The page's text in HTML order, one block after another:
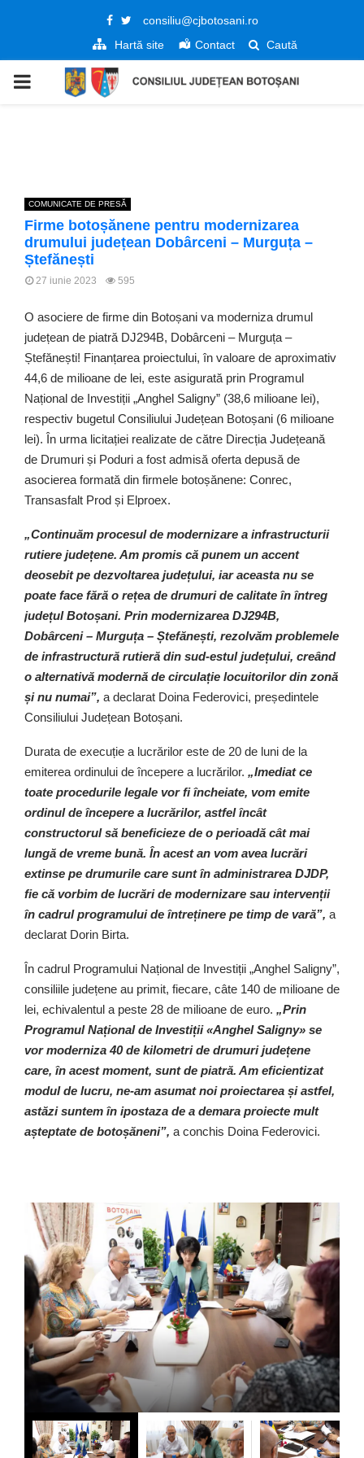
Facebook
Twitter
consiliu@cjbotosani.ro
Hartă site
Contact Caută
PRIMARY
COMUNICATE DE PRESĂ
Firme botoșănene pentru modernizarea
drumului județean Dobârceni – Murguța –
Ștefănești
27 iunie 2023 595
O asociere de firme din Botoșani va moderniza drumul
județean de piatră DJ294B, Dobârceni – Murguța –
Ștefănești! Finanțarea proiectului, în valoare de aproximativ
44,6 de milioane de lei, este asigurată prin Programul
Național de Investiții „Anghel Saligny” (38,6 milioane lei),
respectiv bugetul Consiliului Județean Botoșani (6 milioane
lei). În urma licitației realizate de către Direcția Județeană
de Drumuri și Poduri a fost admisă oferta depusă de
asocierea formată din firmele botoșănene: Conrec,
Transasfalt Prod și Elproex.
„Continuăm procesul de modernizare a infrastructurii
rutiere județene. Am promis că punem un accent
deosebit pe dezvoltarea județului, iar aceasta nu se
poate face fără o rețea de drumuri de calitate în întreg
județul Botoșani. Prin modernizarea DJ294B,
Dobârceni – Murguța – Ștefănești, rezolvăm problemele
de infrastructură rutieră din sud-estul județului, creând
o alternativă modernă de circulație locuitorilor din zonă
și nu numai”, a declarat Doina Federovici, președintele
Consiliului Județean Botoșani.
Durata de execuție a lucrărilor este de 20 de luni de la
emiterea ordinului de începere a lucrărilor. „Imediat ce
toate procedurile legale vor fi încheiate, vom emite
ordinul de începere a lucrărilor, astfel încât
constructorul să beneficieze de o perioadă cât mai
lungă de vreme bună. În acest an vom avea lucrări
extinse pe drumurile care sunt în administrarea DJDP,
fie că vorbim de lucrări de modernizare sau intervenții
în cadrul programului de întreținere pe timp de vară”, a
declarat Dorin Birta.
În cadrul Programului Național de Investiții „Anghel Saligny”,
consiliile județene au primit, fiecare, câte 140 de milioane de
lei, echivalentul a peste 28 de milioane de euro. „Prin
Programul Național de Investiții «Anghel Saligny» se
vor moderniza 40 de kilometri de drumuri județene
care, în acest moment, sunt de piatră. Am eficientizat
modul de lucru, ne-am asumat noi proiectarea și astfel,
astăzi suntem în ipostaza de a demara proiecte mult
așteptate de botoșăneni”, a conchis Doina Federovici.